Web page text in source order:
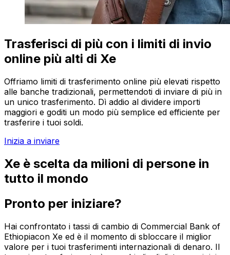
Trasferisci di più con i limiti di invio
online più alti di Xe
Offriamo limiti di trasferimento online più elevati rispetto
alle banche tradizionali, permettendoti di inviare di più in
un unico trasferimento. Dì addio al dividere importi
maggiori e goditi un modo più semplice ed efficiente per
trasferire i tuoi soldi.
Inizia a inviare
Xe è scelta da milioni di persone in
tutto il mondo
Pronto per iniziare?
Hai confrontato i tassi di cambio di Commercial Bank of
Ethiopiacon Xe ed è il momento di sbloccare il miglior
valore per i tuoi trasferimenti internazionali di denaro. Il